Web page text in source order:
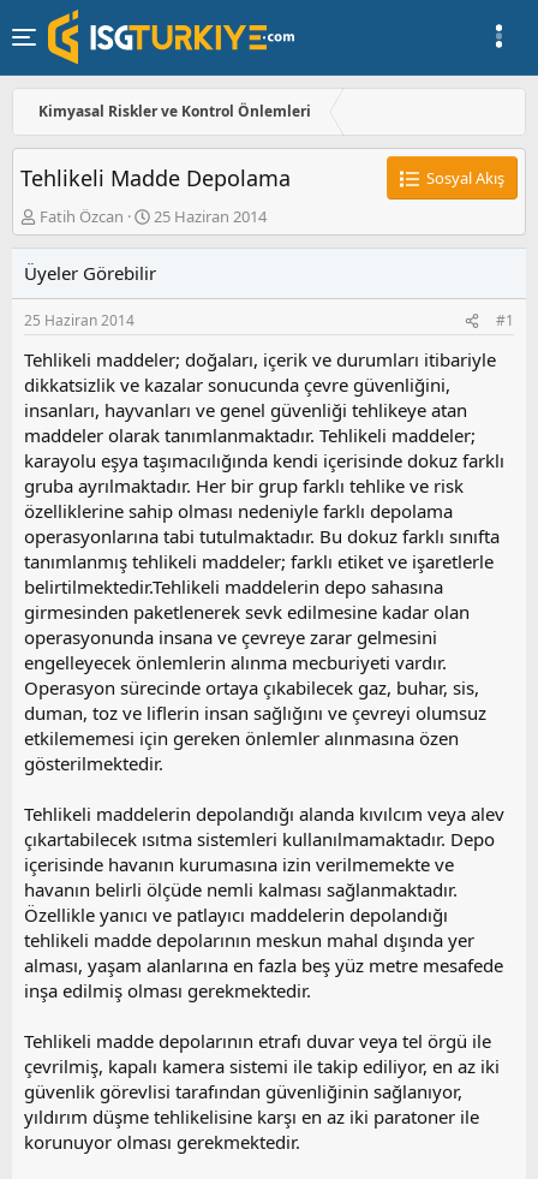
Kimyasal Riskler ve Kontrol Önlemleri
Tehlikeli Madde Depolama
Sosyal Akış
K
o
u
y
u
a
ş
l
a
t
a
n
Fatih Özcan
B
a
l
a
ı
ç
t
a
r
i
h
i
25 Haziran 2014
Üyeler Görebilir
25 Haziran 2014 #1
Tehlikeli maddeler; doğaları, içerik ve durumları itibariyle
dikkatsizlik ve kazalar sonucunda çevre güvenliğini,
insanları, hayvanları ve genel güvenliği tehlikeye atan
maddeler olarak tanımlanmaktadır. Tehlikeli maddeler;
karayolu eşya taşımacılığında kendi içerisinde dokuz farklı
gruba ayrılmaktadır. Her bir grup farklı tehlike ve risk
özelliklerine sahip olması nedeniyle farklı depolama
operasyonlarına tabi tutulmaktadır. Bu dokuz farklı sınıfta
tanımlanmış tehlikeli maddeler; farklı etiket ve işaretlerle
belirtilmektedir.Tehlikeli maddelerin depo sahasına
girmesinden paketlenerek sevk edilmesine kadar olan
operasyonunda insana ve çevreye zarar gelmesini
engelleyecek önlemlerin alınma mecburiyeti vardır.
Operasyon sürecinde ortaya çıkabilecek gaz, buhar, sis,
duman, toz ve liflerin insan sağlığını ve çevreyi olumsuz
etkilememesi için gereken önlemler alınmasına özen
gösterilmektedir.
Tehlikeli maddelerin depolandığı alanda kıvılcım veya alev
çıkartabilecek ısıtma sistemleri kullanılmamaktadır. Depo
içerisinde havanın kurumasına izin verilmemekte ve
havanın belirli ölçüde nemli kalması sağlanmaktadır.
Özellikle yanıcı ve patlayıcı maddelerin depolandığı
tehlikeli madde depolarının meskun mahal dışında yer
alması, yaşam alanlarına en fazla beş yüz metre mesafede
inşa edilmiş olması gerekmektedir.
Tehlikeli madde depolarının etrafı duvar veya tel örgü ile
çevrilmiş, kapalı kamera sistemi ile takip ediliyor, en az iki
güvenlik görevlisi tarafından güvenliğinin sağlanıyor,
yıldırım düşme tehlikelisine karşı en az iki paratoner ile
korunuyor olması gerekmektedir.